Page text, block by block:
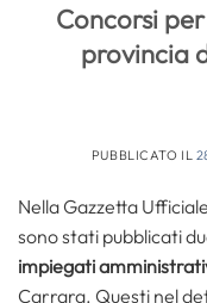
Concorsi
provincia
PUBBLICATO IL
Nella Gazzetta
sono stati pubblicati
impiegati
Carrara. Questi nel